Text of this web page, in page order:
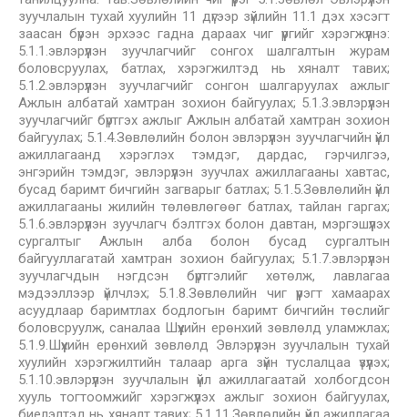
зуучлалын тухай хуулийн 11 дүгээр зүйлийн 11.1 дэх хэсэгт
заасан бүрэн эрхээс гадна дараах чиг үүргийг хэрэгжүүлнэ:
5.1.1.эвлэрүүлэн зуучлагчийг сонгох шалгалтын журам
боловсруулах, батлах, хэрэгжилтэд нь хяналт тавих;
5.1.2.эвлэрүүлэн зуучлагчийг сонгон шалгаруулах ажлыг
Ажлын албатай хамтран зохион байгуулах; 5.1.3.эвлэрүүлэн
зуучлагчийг бүртгэх ажлыг Ажлын албатай хамтран зохион
байгуулах; 5.1.4.Зөвлөлийн болон эвлэрүүлэн зуучлагчийн үйл
ажиллагаанд хэрэглэх тэмдэг, дардас, гэрчилгээ,
энгэрийн тэмдэг, эвлэрүүлэн зуучлах ажиллагааны хавтас,
бусад баримт бичгийн загварыг батлах; 5.1.5.Зөвлөлийн үйл
ажиллагааны жилийн төлөвлөгөөг батлах, тайлан гаргах;
5.1.6.эвлэрүүлэн зуучлагч бэлтгэх болон давтан, мэргэшүүлэх
сургалтыг Ажлын алба болон бусад сургалтын
байгууллагатай хамтран зохион байгуулах; 5.1.7.эвлэрүүлэн
зуучлагчдын нэгдсэн бүртгэлийг хөтөлж, лавлагаа
мэдээллээр үйлчлэх; 5.1.8.Зөвлөлийн чиг үүрэгт хамаарах
асуудлаар баримтлах бодлогын баримт бичгийн төслийг
боловсруулж, саналаа Шүүхийн ерөнхий зөвлөлд уламжлах;
5.1.9.Шүүхийн ерөнхий зөвлөлд Эвлэрүүлэн зуучлалын тухай
хуулийн хэрэгжилтийн талаар арга зүйн туслалцаа үзүүлэх;
5.1.10.эвлэрүүлэн зуучлалын үйл ажиллагаатай холбогдсон
хууль тогтоомжийг хэрэгжүүлэх ажлыг зохион байгуулах,